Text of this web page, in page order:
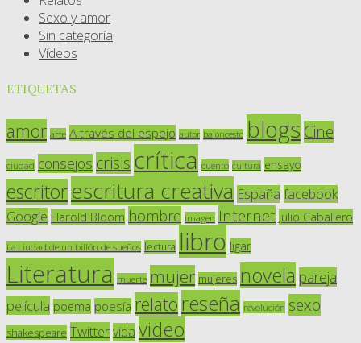
Sexo y amor
Sin categoría
Vídeos
ETIQUETAS
amor arte A través del espejo autor baloncesto blogs Cine
ciudad consejos crisis crítica cuento cultura ensayo
escritorescritura creativa España facebook
Google Harold Bloom hombre imagen Internet Julio Caballero
La ciudad de un billón de sueños lectura libro ligar
Literatura muerte mujer mujeres novela pareja
película poema poesía relato reseña revolución sexo
shakespeare Twittervida video